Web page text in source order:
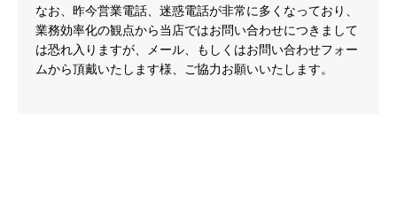
なお、昨今営業電話、迷惑電話が非常に多くなっており、
業務効率化の観点から当店ではお問い合わせにつきまして
は恐れ入りますが、メール、もしくはお問い合わせフォー
ムから頂戴いたします様、ご協力お願いいたします。